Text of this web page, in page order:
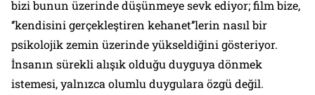
bizi bunun üzerinde düşünmeye sevk ediyor; film bize,
‘’kendisini gerçekleştiren kehanet’’lerin nasıl bir
psikolojik zemin üzerinde yükseldiğini gösteriyor.
İnsanın sürekli alışık olduğu duyguya dönmek
istemesi, yalnızca olumlu duygulara özgü değil.